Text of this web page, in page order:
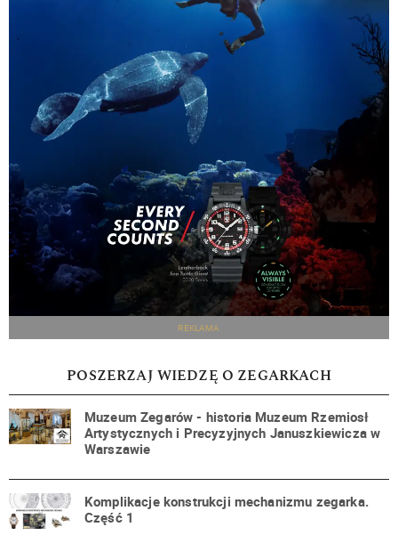
REKLAMA
POSZERZAJ WIEDZĘ O ZEGARKACH
Muzeum Zegarów - historia Muzeum Rzemiosł
Artystycznych i Precyzyjnych Januszkiewicza w
Warszawie
Komplikacje konstrukcji mechanizmu zegarka.
Część 1